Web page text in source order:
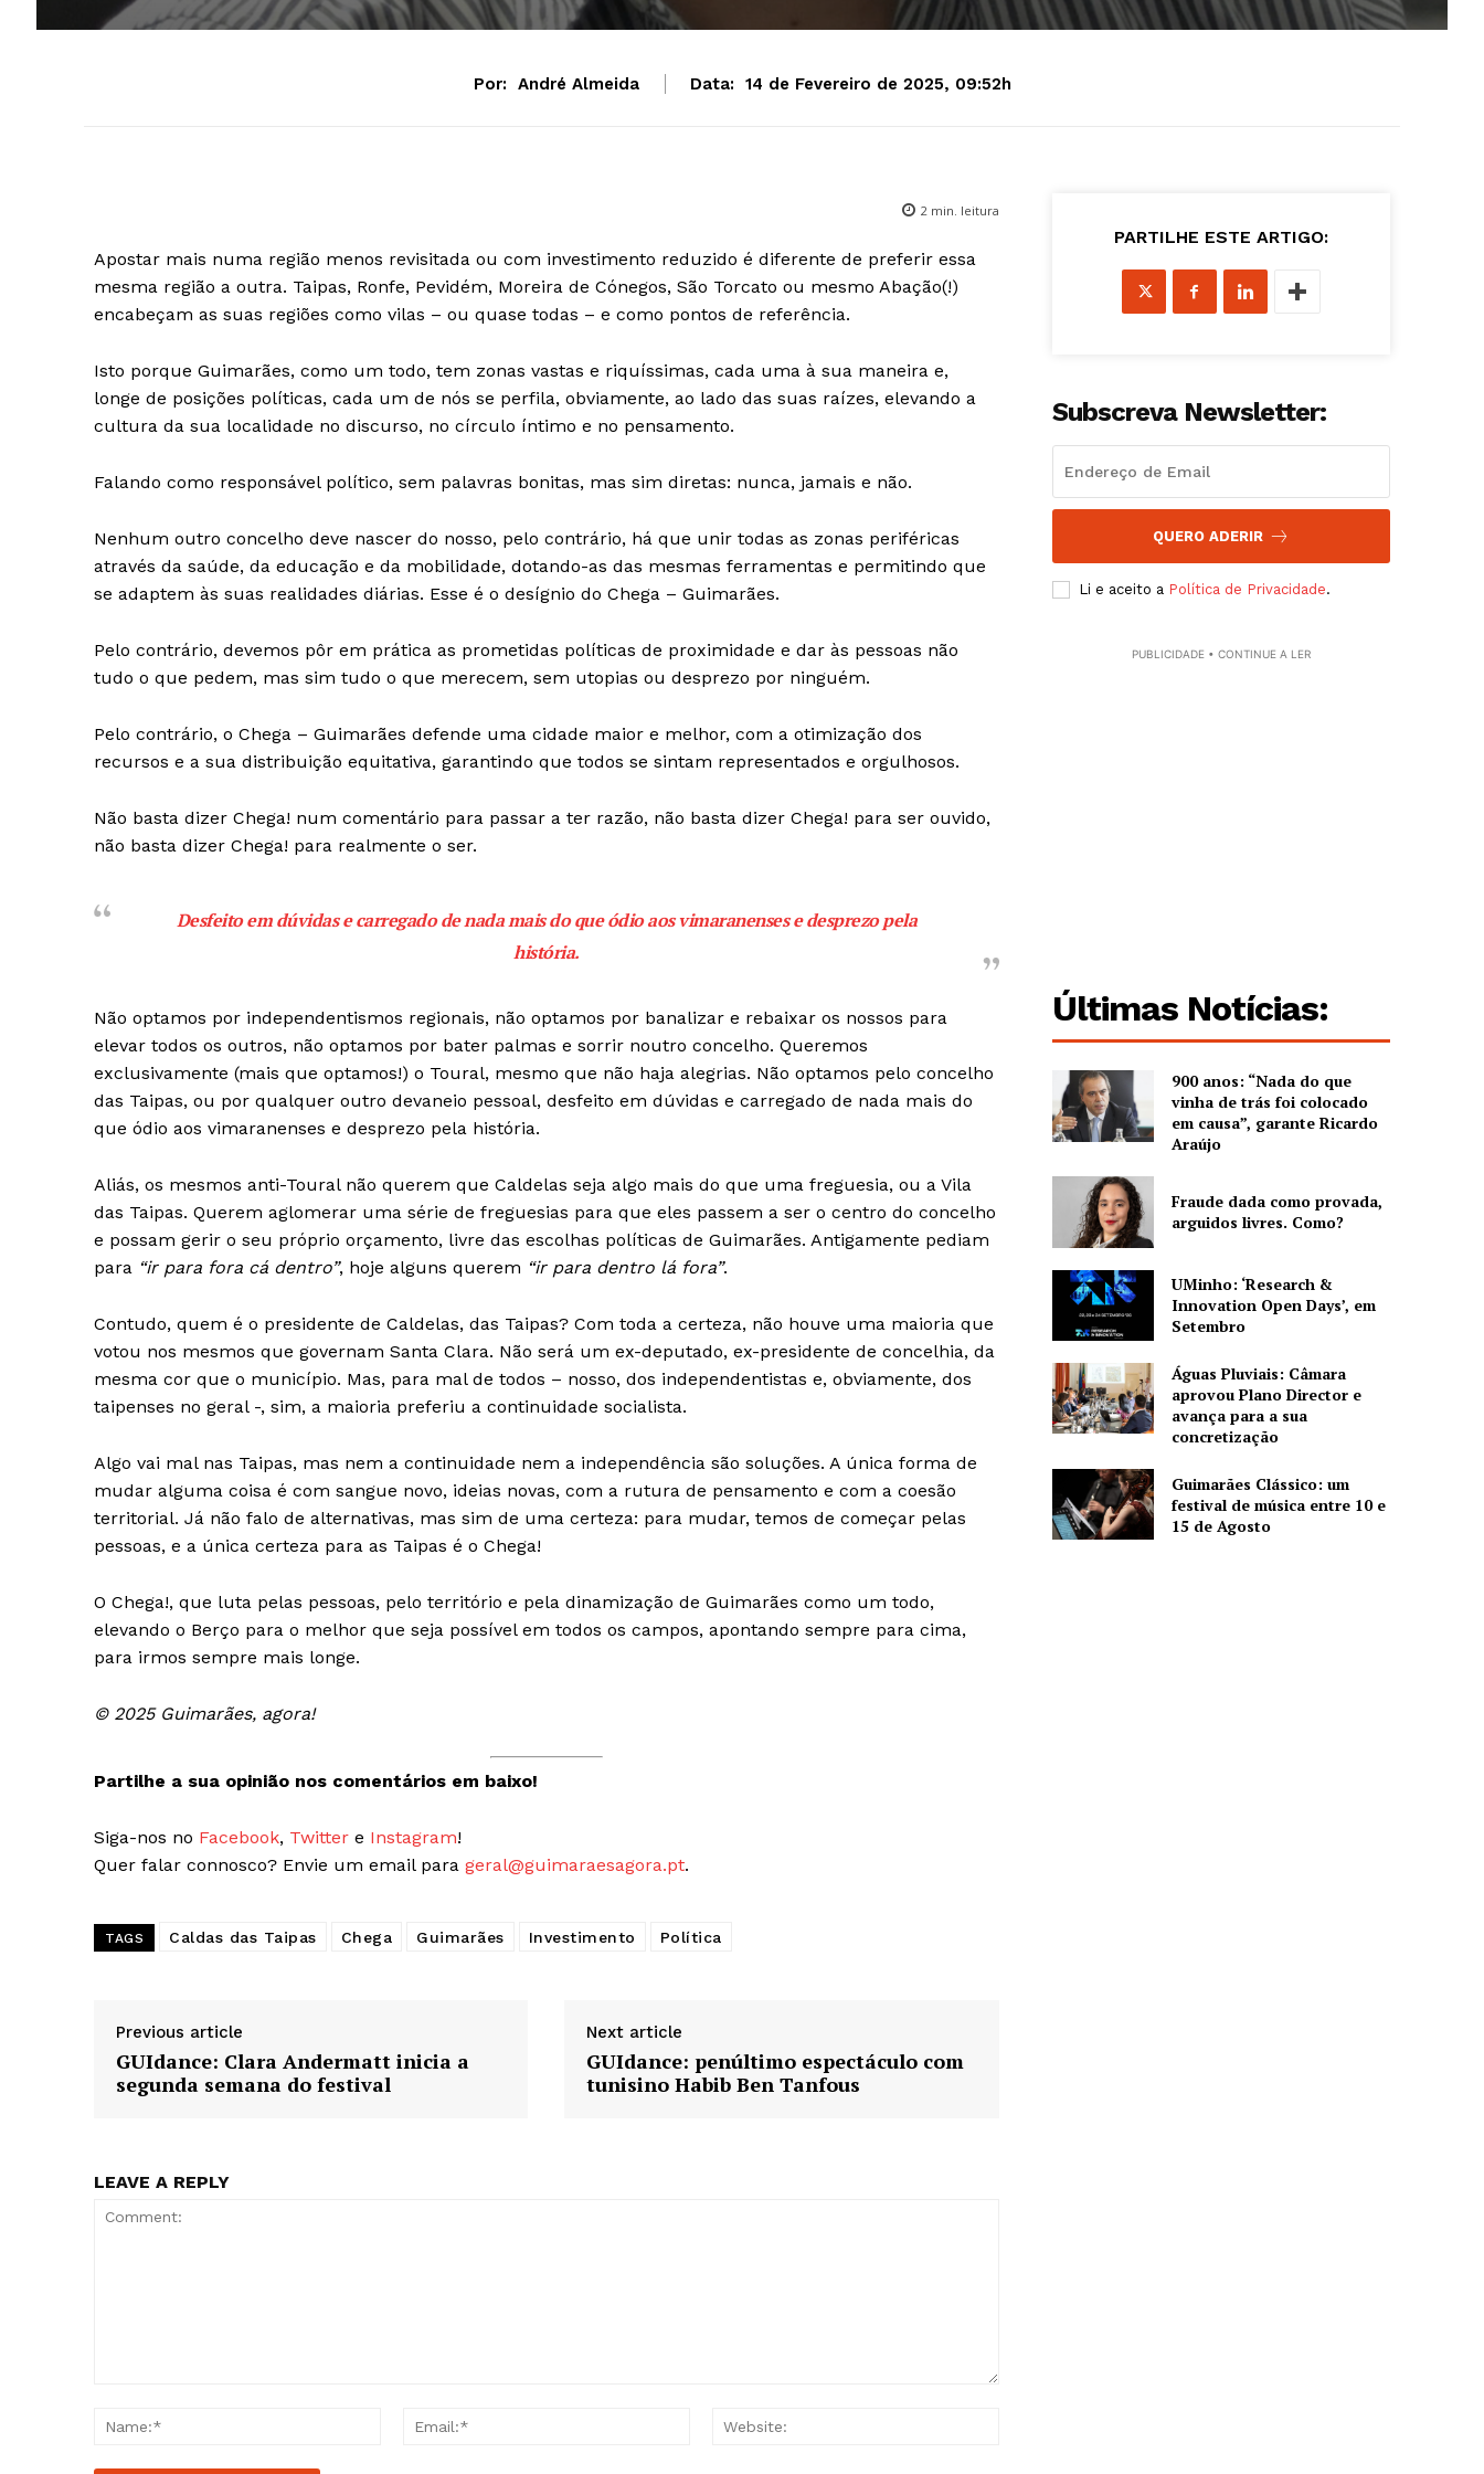
Guimarães, agora!
Institucional
Artigos
Grande Entrevista
Publicidade
Quero ser Assinante
Por: André Almeida Data: 14 de Fevereiro de 2025, 09:52h
2min. leitura
Apostar mais numa região menos revisitada ou com investimento reduzido é diferente de preferir essa
mesma região a outra. Taipas, Ronfe, Pevidém, Moreira de Cónegos, São Torcato ou mesmo Abação(!)
encabeçam as suas regiões como vilas – ou quase todas – e como pontos de referência.
Isto porque Guimarães, como um todo, tem zonas vastas e riquíssimas, cada uma à sua maneira e,
longe de posições políticas, cada um de nós se perfila, obviamente, ao lado das suas raízes, elevando a
cultura da sua localidade no discurso, no círculo íntimo e no pensamento.
Falando como responsável político, sem palavras bonitas, mas sim diretas: nunca, jamais e não.
Nenhum outro concelho deve nascer do nosso, pelo contrário, há que unir todas as zonas periféricas
através da saúde, da educação e da mobilidade, dotando-as das mesmas ferramentas e permitindo que
se adaptem às suas realidades diárias. Esse é o desígnio do Chega – Guimarães.
Pelo contrário, devemos pôr em prática as prometidas políticas de proximidade e dar às pessoas não
tudo o que pedem, mas sim tudo o que merecem, sem utopias ou desprezo por ninguém.
Pelo contrário, o Chega – Guimarães defende uma cidade maior e melhor, com a otimização dos
recursos e a sua distribuição equitativa, garantindo que todos se sintam representados e orgulhosos.
Não basta dizer Chega! num comentário para passar a ter razão, não basta dizer Chega! para ser ouvido,
não basta dizer Chega! para realmente o ser.
Desfeito em dúvidas e carregado de nada mais do que ódio aos vimaranenses e desprezo pela
história.
Não optamos por independentismos regionais, não optamos por banalizar e rebaixar os nossos para
elevar todos os outros, não optamos por bater palmas e sorrir noutro concelho. Queremos
exclusivamente (mais que optamos!) o Toural, mesmo que não haja alegrias. Não optamos pelo concelho
das Taipas, ou por qualquer outro devaneio pessoal, desfeito em dúvidas e carregado de nada mais do
que ódio aos vimaranenses e desprezo pela história.
Aliás, os mesmos anti-Toural não querem que Caldelas seja algo mais do que uma freguesia, ou a Vila
das Taipas. Querem aglomerar uma série de freguesias para que eles passem a ser o centro do concelho
e possam gerir o seu próprio orçamento, livre das escolhas políticas de Guimarães. Antigamente pediam
para “ir para fora cá dentro”, hoje alguns querem “ir para dentro lá fora”.
Contudo, quem é o presidente de Caldelas, das Taipas? Com toda a certeza, não houve uma maioria que
votou nos mesmos que governam Santa Clara. Não será um ex-deputado, ex-presidente de concelhia, da
mesma cor que o município. Mas, para mal de todos – nosso, dos independentistas e, obviamente, dos
taipenses no geral -, sim, a maioria preferiu a continuidade socialista.
Algo vai mal nas Taipas, mas nem a continuidade nem a independência são soluções. A única forma de
mudar alguma coisa é com sangue novo, ideias novas, com a rutura de pensamento e com a coesão
territorial. Já não falo de alternativas, mas sim de uma certeza: para mudar, temos de começar pelas
pessoas, e a única certeza para as Taipas é o Chega!
O Chega!, que luta pelas pessoas, pelo território e pela dinamização de Guimarães como um todo,
elevando o Berço para o melhor que seja possível em todos os campos, apontando sempre para cima,
para irmos sempre mais longe.
© 2025 Guimarães, agora!
Partilhe a sua opinião nos comentários em baixo!
Siga-nos no Facebook, Twitter e Instagram!
Quer falar connosco? Envie um email para geral@guimaraesagora.pt.
TAGS Caldas das Taipas Chega Guimarães Investimento Política
Previous article
GUIdance: Clara Andermatt inicia a
segunda semana do festival
Next article
GUIdance: penúltimo espectáculo com
tunisino Habib Ben Tanfous
LEAVE A REPLY
Name:*
Email:*
PARTILHE ESTE ARTIGO:
Subscreva Newsletter:
QUERO ADERIR
Li e aceito a Política de Privacidade.
PUBLICIDADE • CONTINUE A LER
Últimas Notícias:
900 anos: “Nada do que
vinha de trás foi colocado
em causa”, garante Ricardo
Araújo
Fraude dada como provada,
arguidos livres. Como?
UMinho: ‘Research &
Innovation Open Days’, em
Setembro
Águas Pluviais: Câmara
aprovou Plano Director e
avança para a sua
concretização
Guimarães Clássico: um
festival de música entre 10 e
15 de Agosto